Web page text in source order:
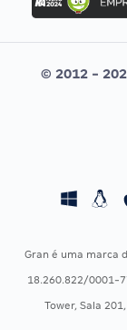
Concurso MPU
Editais publicados
CONCURSOS POR
Concursos Fiscais
Concursos Saúde
© 2012 -
Gran é uma marca
18.260.822/0001-
Tower, Sala